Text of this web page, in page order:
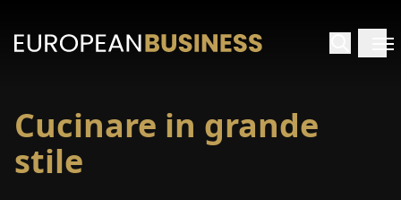
HOME
Cucinare in grande
stile